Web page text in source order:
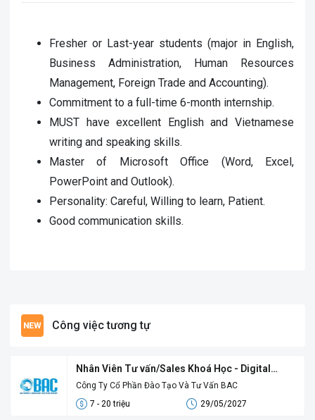
Fresher or Last-year students (major in English,
Business Administration, Human Resources
Management, Foreign Trade and Accounting).
Commitment to a full-time 6-month internship.
MUST have excellent English and Vietnamese
writing and speaking skills.
Master of Microsoft Office (Word, Excel,
PowerPoint and Outlook).
Personality: Careful, Willing to learn, Patient.
Good communication skills.
Công việc tương tự
Nhân Viên Tư vấn/Sales Khoá Học - Digital
Sales
Công Ty Cổ Phần Đào Tạo Và Tư Vấn BAC
7 - 20 triệu
29/05/2027